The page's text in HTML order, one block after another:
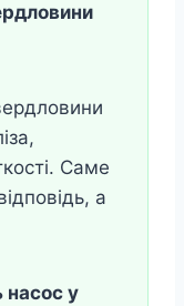
Саме
а
насос у